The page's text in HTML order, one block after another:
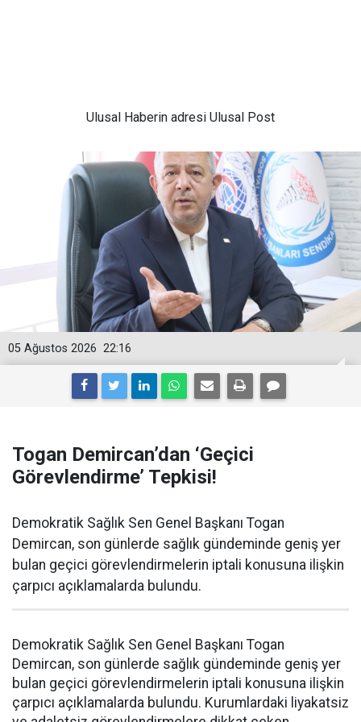
Ulusal Haberin adresi Ulusal Post
22:16
05 Ağustos 2026
Togan Demircan’dan ‘Geçici
Görevlendirme’ Tepkisi!
Demokratik Sağlık Sen Genel Başkanı Togan
Demircan, son günlerde sağlık gündeminde geniş yer
bulan geçici görevlendirmelerin iptali konusuna ilişkin
çarpıcı açıklamalarda bulundu.
Demokratik Sağlık Sen Genel Başkanı Togan
Demircan, son günlerde sağlık gündeminde geniş yer
bulan geçici görevlendirmelerin iptali konusuna ilişkin
çarpıcı açıklamalarda bulundu. Kurumlardaki liyakatsiz